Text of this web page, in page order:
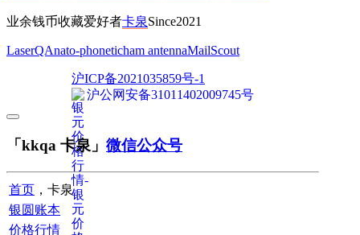
业余钱币收藏爱好者卡泉Since2021
LaserQAnato-phoneticham antennaMailScout
沪ICP备2021035859号-1
沪公网安备31011402009745号
「kkqa 卡泉」 微信公众号
首页 ，卡泉
银圆账本
价格行情